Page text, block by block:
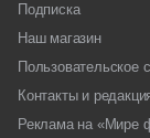
Подписка
Наш магазин
Пользовательское
Контакты и
Реклама на «Мире